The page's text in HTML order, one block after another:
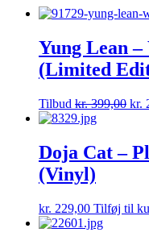
Yung Lean
(Limited
Tilbud kr.399,00 kr.
Doja Cat –
(Vinyl)
kr. 229,00 Tilføj til